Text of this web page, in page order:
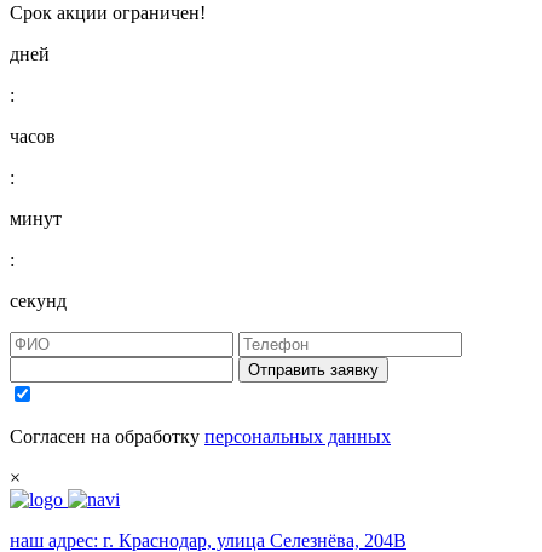
Срок акции ограничен!
дней
:
часов
:
минут
:
секунд
Отправить заявку
Согласен на обработку персональных данных
×
наш адрес: г. Краснодар, улица Селезнёва, 204В